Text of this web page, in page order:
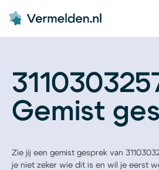
Gemist
Zie jij een gemist gesprek van
je niet zeker wie dit is en wil je eerst